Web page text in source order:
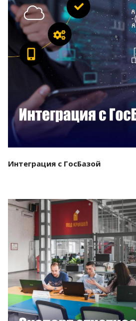
Смотреть проект
Интеграция с ГосБазой
Смотреть проект